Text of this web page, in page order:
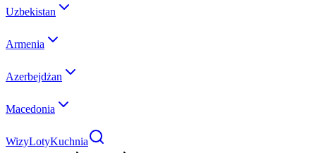
Uzbekistan
Armenia
Azerbejdżan
Macedonia
WizyLotyKuchnia